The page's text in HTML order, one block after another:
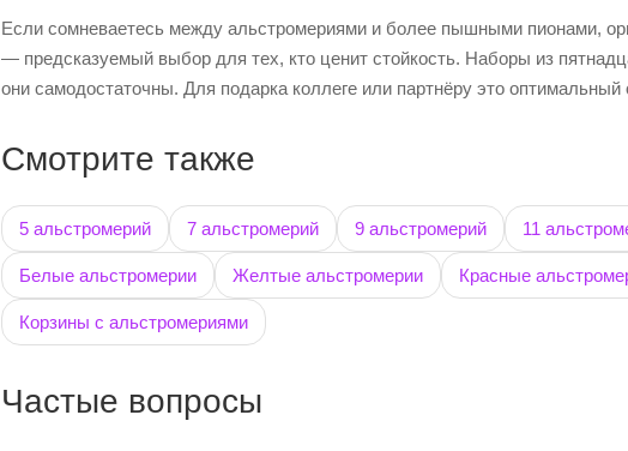
Если сомневаетесь между альстромериями и более пышными пионами,
— предсказуемый выбор для тех, кто ценит стойкость. Наборы из
они самодостаточны. Для подарка коллеге или партнёру это
Смотрите также
5 альстромерий 7 альстромерий 9 альстромерий 11
Белые альстромерии Желтые альстромерии Красные
Корзины с альстромериями
Частые вопросы